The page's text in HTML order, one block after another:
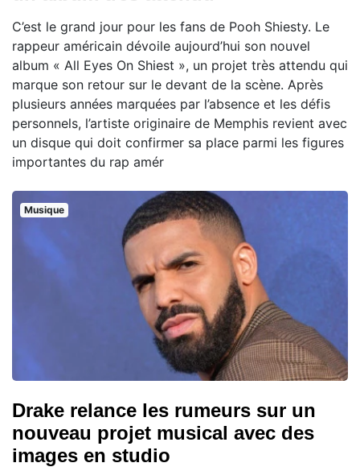
C’est le grand jour pour les fans de Pooh Shiesty. Le
rappeur américain dévoile aujourd’hui son nouvel
album « All Eyes On Shiest », un projet très attendu qui
marque son retour sur le devant de la scène. Après
plusieurs années marquées par l’absence et les défis
personnels, l’artiste originaire de Memphis revient avec
un disque qui doit confirmer sa place parmi les figures
importantes du rap amér
Musique
Drake relance les rumeurs sur un
nouveau projet musical avec des
images en studio